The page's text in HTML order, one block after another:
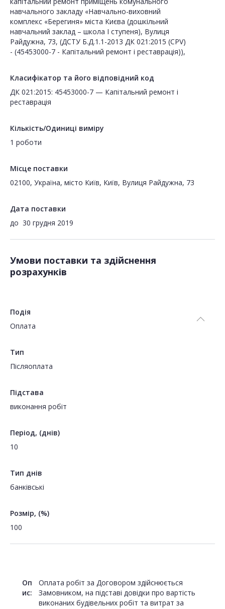
навчального закладу «Навчально-виховний
комплекс «Берегиня» міста Києва (дошкільний
навчальний заклад – школа І ступеня), Вулиця
Райдужна, 73, (ДСТУ Б.Д.1.1-2013 ДК 021:2015 (CPV)
- (45453000-7 - Капітальний ремонт і реставрація)),
Класифікатор та його відповідний код
ДК 021:2015: 45453000-7 — Капітальний ремонт і
реставрація
Кількість/Одиниці виміру
1 роботи
Місце поставки
02100, Україна, місто Київ, Київ, Вулиця Райдужна, 73
Дата поставки
до 30 грудня 2019
Умови поставки та здійснення
розрахунків
Подія
Оплата
Тип
Пiсляоплата
Підстава
виконання робіт
Період, (днів)
10
Тип днів
банківські
Розмір, (%)
100
Оп
ис:
Оплата робіт за Договором здійснюється
Замовником, на підставі довідки про вартість
виконаних будівельних робіт та витрат за